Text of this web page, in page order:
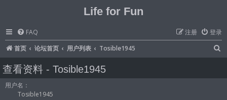
Life for Fun
FAQ 登录
注册
首页
论坛首页 用户列表 Tosible1945
查看资料 - Tosible1945
用户名：
Tosible1945